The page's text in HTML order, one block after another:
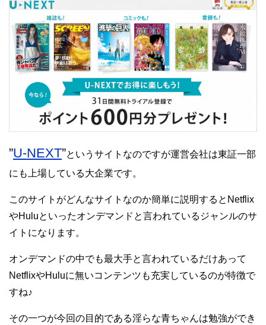
”U-NEXT”というサイトなのですが運営会社は東証一部
にも上場している大企業です。
このサイトがどんなサイトなのか簡単に説明するとNetflix
やHuluといったオンデマンドと言われているジャンルのサ
イトになります。
オンデマンドの中でも最大手と言われているだけあって
NetflixやHuluに無いコンテンツも充実しているのが特徴で
すね♪
その一つが今回の目的である淫らな青ちゃんは勉強ができ